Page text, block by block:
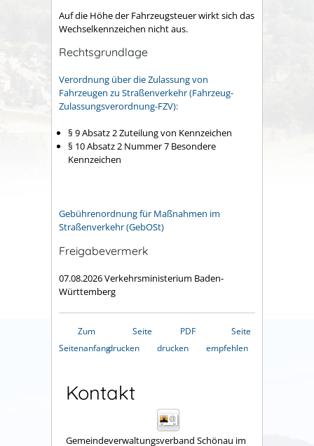
Auf die Höhe der Fahrzeugsteuer wirkt sich das
Wechselkennzeichen nicht aus.
Rechtsgrundlage
Verordnung über die Zulassung von
Fahrzeugen zu Straßenverkehr (Fahrzeug-
Zulassungsverordnung-FZV):
§ 9 Absatz 2 Zuteilung von Kennzeichen
§ 10 Absatz 2 Nummer 7 Besondere
Kennzeichen
Gebührenordnung für Maßnahmen im
Straßenverkehr (GebOSt)
Freigabevermerk
07.08.2026 Verkehrsministerium Baden-
Württemberg
Zum
Seitenanfang
Seite
drucken
PDF
drucken
Seite
empfehlen
Kontakt
Gemeindeverwaltungsverband Schönau im